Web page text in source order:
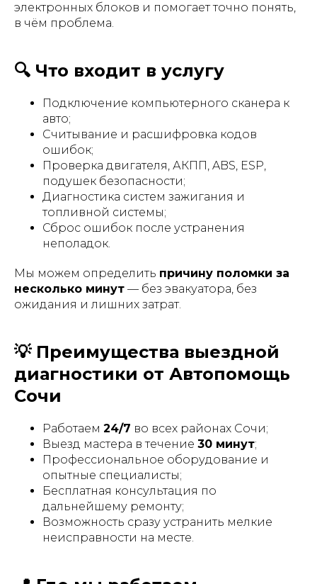
электронных блоков и помогает точно понять,
в чём проблема.
🔍 Что входит в услугу
Подключение компьютерного сканера к
авто;
Считывание и расшифровка кодов
ошибок;
Проверка двигателя, АКПП, ABS, ESP,
подушек безопасности;
Диагностика систем зажигания и
топливной системы;
Сброс ошибок после устранения
неполадок.
Мы можем определить причину поломки за
несколько минут — без эвакуатора, без
ожидания и лишних затрат.
💡 Преимущества выездной
диагностики от Автопомощь
Сочи
Работаем 24/7 во всех районах Сочи;
Выезд мастера в течение 30 минут;
Профессиональное оборудование и
опытные специалисты;
Бесплатная консультация по
дальнейшему ремонту;
Возможность сразу устранить мелкие
неисправности на месте.